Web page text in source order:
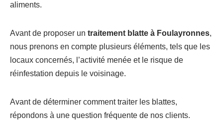
aliments.
Avant de proposer un traitement blatte à Foulayronnes,
nous prenons en compte plusieurs éléments, tels que les
locaux concernés, l’activité menée et le risque de
réinfestation depuis le voisinage.
Avant de déterminer comment traiter les blattes,
répondons à une question fréquente de nos clients.